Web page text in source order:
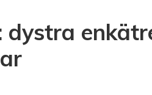
dystra